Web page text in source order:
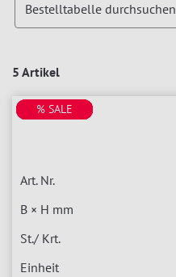
5 Artikel
Bestelltabelle durchsuchen
% SALE
% SALE
% SALE
% SALE
% SALE